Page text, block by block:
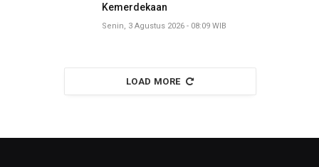
Kemerdekaan
Senin, 3 Agustus 2026 - 08:09 WIB
LOAD MORE